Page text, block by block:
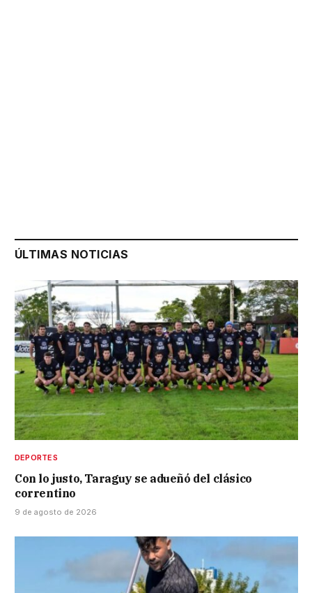
ÚLTIMAS NOTICIAS
DEPORTES
Con lo justo, Taraguy se adueñó del clásico
correntino
9 de agosto de 2026